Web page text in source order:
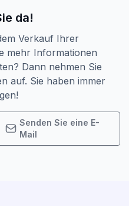
Kabelsättel, Holz,
Hartholz (innen).
Beton i.c.w. Dübel.
aufgeführt? Fragen Sie
nach den
da!
Verkauf Ihrer
mehr Informationen
Dann nehmen Sie
auf. Sie haben immer
Senden Sie eine E-
Mail